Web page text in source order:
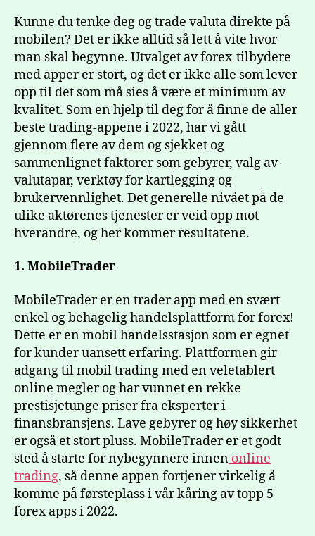
Kunne du tenke deg og trade valuta direkte på
mobilen? Det er ikke alltid så lett å vite hvor
man skal begynne. Utvalget av forex-tilbydere
med apper er stort, og det er ikke alle som lever
opp til det som må sies å være et minimum av
kvalitet. Som en hjelp til deg for å finne de aller
beste trading-appene i 2022, har vi gått
gjennom flere av dem og sjekket og
sammenlignet faktorer som gebyrer, valg av
valutapar, verktøy for kartlegging og
brukervennlighet. Det generelle nivået på de
ulike aktørenes tjenester er veid opp mot
hverandre, og her kommer resultatene.
1. MobileTrader
MobileTrader er en trader app med en svært
enkel og behagelig handelsplattform for forex!
Dette er en mobil handelsstasjon som er egnet
for kunder uansett erfaring. Plattformen gir
adgang til mobil trading med en veletablert
online megler og har vunnet en rekke
prestisjetunge priser fra eksperter i
finansbransjens. Lave gebyrer og høy sikkerhet
er også et stort pluss. MobileTrader er et godt
sted å starte for nybegynnere innen online
trading, så denne appen fortjener virkelig å
komme på førsteplass i vår kåring av topp 5
forex apps i 2022.